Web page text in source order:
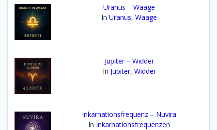
Uranus – Waage
InUranus,Waage
Jupiter – Widder
In Jupiter, Widder
Inkarnationsfrequenz – Nuvira
In Inkarnationsfrequenzen